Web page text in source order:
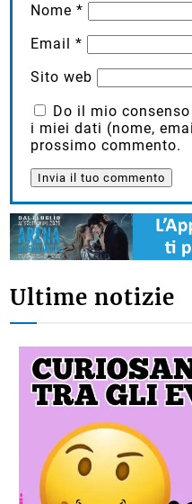
Nome*
Email*
Sito web
Do il mio
i miei dati (nome,
prossimo commento.
Ultime notizie